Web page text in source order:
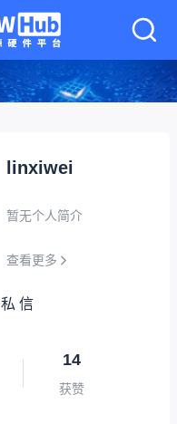
linxiwei
暂无个人简介
查看更多
私 信
14
获赞